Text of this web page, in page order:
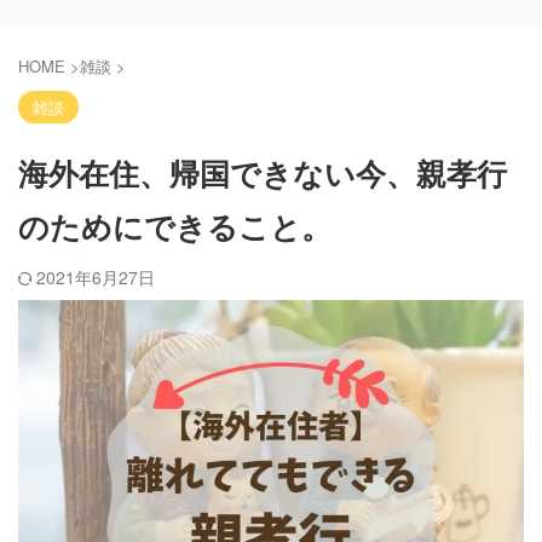
HOME >雑談 >
雑談
海外在住、帰国できない今、親孝行
のためにできること。
2021年6月27日